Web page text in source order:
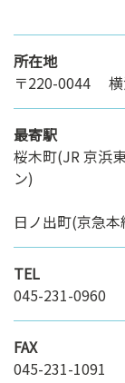
所在地
〒220-0044 横
最寄駅
桜木町(JR 京浜
ン)
日ノ出町(京急本
TEL
045-231-0960
FAX
045-231-1091